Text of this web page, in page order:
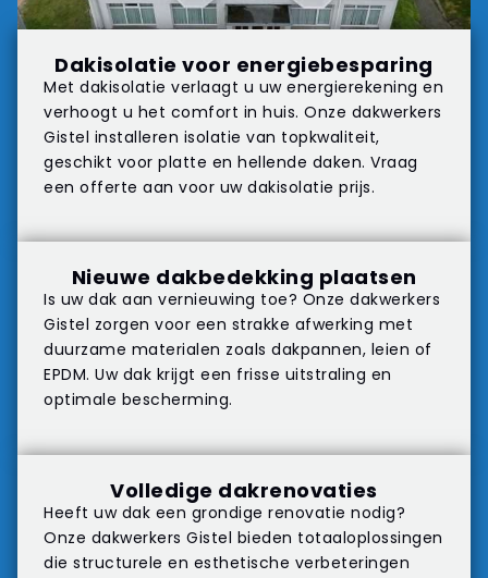
Dakisolatie voor energiebesparing
Met dakisolatie verlaagt u uw energierekening en
verhoogt u het comfort in huis. Onze dakwerkers
Gistel installeren isolatie van topkwaliteit,
geschikt voor platte en hellende daken. Vraag
een offerte aan voor uw dakisolatie prijs.
Nieuwe dakbedekking plaatsen
Is uw dak aan vernieuwing toe? Onze dakwerkers
Gistel zorgen voor een strakke afwerking met
duurzame materialen zoals dakpannen, leien of
EPDM. Uw dak krijgt een frisse uitstraling en
optimale bescherming.
Volledige dakrenovaties
Heeft uw dak een grondige renovatie nodig?
Onze dakwerkers Gistel bieden totaaloplossingen
die structurele en esthetische verbeteringen